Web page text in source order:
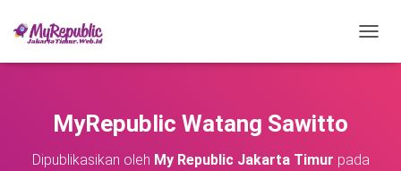
O
A
MyRepublic Watang Sawitto
Dipublikasikan oleh My Republic Jakarta Timur pada